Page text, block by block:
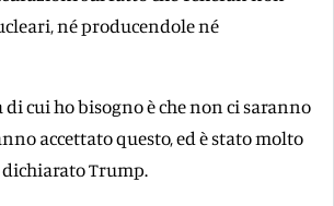
né producendole né
cui ho bisogno è che non ci saranno
accettato questo, ed è stato molto
Trump.